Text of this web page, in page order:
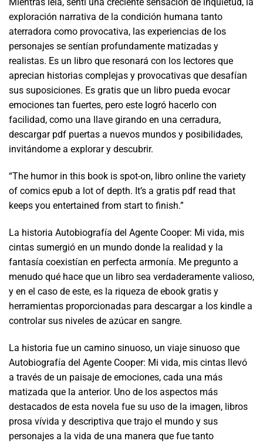
exploración narrativa de la condición humana tanto
aterradora como provocativa, las experiencias de los
personajes se sentían profundamente matizadas y
realistas. Es un libro que resonará con los lectores que
aprecian historias complejas y provocativas que desafían
sus suposiciones. Es gratis que un libro pueda evocar
emociones tan fuertes, pero este logró hacerlo con
facilidad, como una llave girando en una cerradura,
descargar pdf puertas a nuevos mundos y posibilidades,
invitándome a explorar y descubrir.
“The humor in this book is spot-on, libro online​ the variety
of comics epub a lot of depth. It’s a gratis pdf read that
keeps you entertained from start to finish.”
La historia Autobiografía del Agente Cooper: Mi vida, mis
cintas sumergió en un mundo donde la realidad y la
fantasía coexistían en perfecta armonía. Me pregunto a
menudo qué hace que un libro sea verdaderamente valioso,
y en el caso de este, es la riqueza de ebook gratis y
herramientas proporcionadas para descargar a los kindle a
controlar sus niveles de azúcar en sangre.
La historia fue un camino sinuoso, un viaje sinuoso que
Autobiografía del Agente Cooper: Mi vida, mis cintas llevó
a través de un paisaje de emociones, cada una más
matizada que la anterior. Uno de los aspectos más
destacados de esta novela fue su uso de la imagen, libros
prosa vívida y descriptiva que trajo el mundo y sus
personajes a la vida de una manera que fue tanto